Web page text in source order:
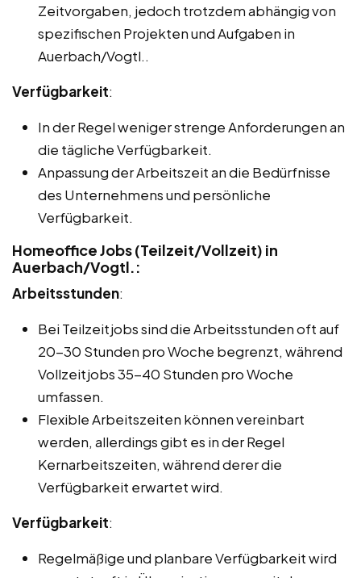
Zeitvorgaben, jedoch trotzdem abhängig von
spezifischen Projekten und Aufgaben in
Auerbach/Vogtl..
Verfügbarkeit:
In der Regel weniger strenge Anforderungen an
die tägliche Verfügbarkeit.
Anpassung der Arbeitszeit an die Bedürfnisse
des Unternehmens und persönliche
Verfügbarkeit.
Homeoffice Jobs (Teilzeit/Vollzeit) in
Auerbach/Vogtl.:
Arbeitsstunden:
Bei Teilzeitjobs sind die Arbeitsstunden oft auf
20-30 Stunden pro Woche begrenzt, während
Vollzeitjobs 35-40 Stunden pro Woche
umfassen.
Flexible Arbeitszeiten können vereinbart
werden, allerdings gibt es in der Regel
Kernarbeitszeiten, während derer die
Verfügbarkeit erwartet wird.
Verfügbarkeit:
Regelmäßige und planbare Verfügbarkeit wird